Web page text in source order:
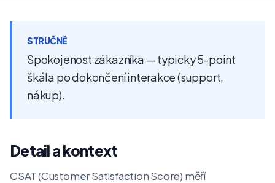
STRUČNĚ
Spokojenost zákazníka — typicky 5-point
škála po dokončení interakce (support,
nákup).
Detail a kontext
CSAT (Customer Satisfaction Score) měří